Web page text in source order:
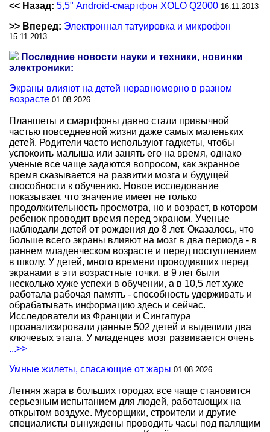
<< Назад: 5,5" Android-смартфон XOLO Q2000 16.11.2013
>> Вперед: Электронная татуировка и микрофон
15.11.2013
Последние новости науки и техники, новинки
электроники:
Экраны влияют на детей неравномерно в разном
возрасте 01.08.2026
Планшеты и смартфоны давно стали привычной
частью повседневной жизни даже самых маленьких
детей. Родители часто используют гаджеты, чтобы
успокоить малыша или занять его на время, однако
ученые все чаще задаются вопросом, как экранное
время сказывается на развитии мозга и будущей
способности к обучению. Новое исследование
показывает, что значение имеет не только
продолжительность просмотра, но и возраст, в котором
ребенок проводит время перед экраном. Ученые
наблюдали детей от рождения до 8 лет. Оказалось, что
больше всего экраны влияют на мозг в два периода - в
раннем младенческом возрасте и перед поступлением
в школу. У детей, много времени проводивших перед
экранами в эти возрастные точки, в 9 лет были
несколько хуже успехи в обучении, а в 10,5 лет хуже
работала рабочая память - способность удерживать и
обрабатывать информацию здесь и сейчас.
Исследователи из Франции и Сингапура
проанализировали данные 502 детей и выделили два
ключевых этапа. У младенцев мозг развивается очень
...>>
Умные жилеты, спасающие от жары 01.08.2026
Летняя жара в больших городах все чаще становится
серьезным испытанием для людей, работающих на
открытом воздухе. Мусорщики, строители и другие
специалисты вынуждены проводить часы под палящим